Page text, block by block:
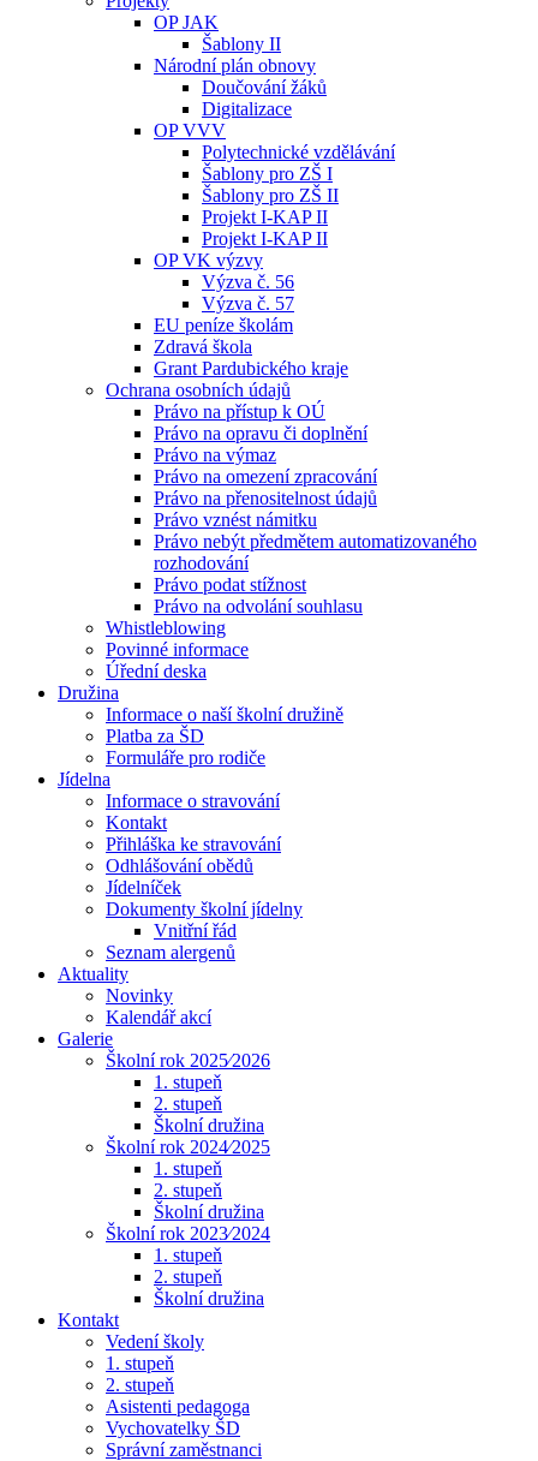
OP JAK
Šablony II
Národní plán obnovy
Doučování žáků
Digitalizace
OP VVV
Polytechnické vzdělávání
Šablony pro ZŠ I
Šablony pro ZŠ II
Projekt I-KAP II
Projekt I-KAP II
OP VK výzvy
Výzva č. 56
Výzva č. 57
EU peníze školám
Zdravá škola
Grant Pardubického kraje
Ochrana osobních údajů
Právo na přístup k OÚ
Právo na opravu či doplnění
Právo na výmaz
Právo na omezení zpracování
Právo na přenositelnost údajů
Právo vznést námitku
Právo nebýt předmětem automatizovaného
rozhodování
Právo podat stížnost
Právo na odvolání souhlasu
Whistleblowing
Povinné informace
Úřední deska
Družina
Informace o naší školní družině
Platba za ŠD
Formuláře pro rodiče
Jídelna
Informace o stravování
Kontakt
Přihláška ke stravování
Odhlášování obědů
Jídelníček
Dokumenty školní jídelny
Vnitřní řád
Seznam alergenů
Aktuality
Novinky
Kalendář akcí
Galerie
Školní rok 2025⁄2026
1. stupeň
2. stupeň
Školní družina
Školní rok 2024⁄2025
1. stupeň
2. stupeň
Školní družina
Školní rok 2023⁄2024
1. stupeň
2. stupeň
Školní družina
Kontakt
Vedení školy
1. stupeň
2. stupeň
Asistenti pedagoga
Vychovatelky ŠD
Správní zaměstnanci